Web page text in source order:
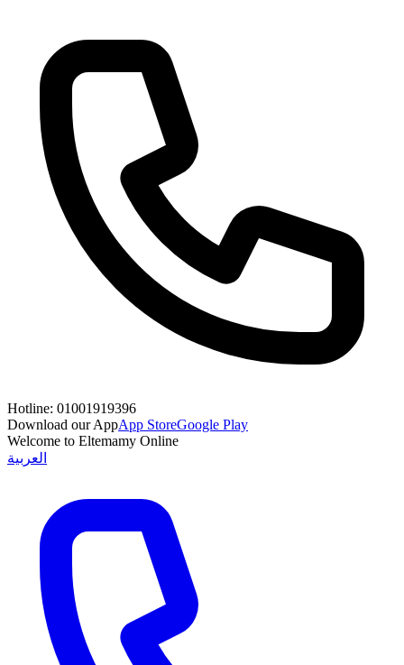
Hotline: 01001919396
Download our AppApp StoreGoogle Play
Welcome to Eltemamy Online
العربية